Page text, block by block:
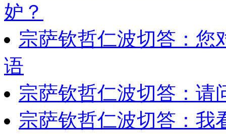
妒？
宗萨钦哲仁波切答：您
语
宗萨钦哲仁波切答：请
宗萨钦哲仁波切答：我